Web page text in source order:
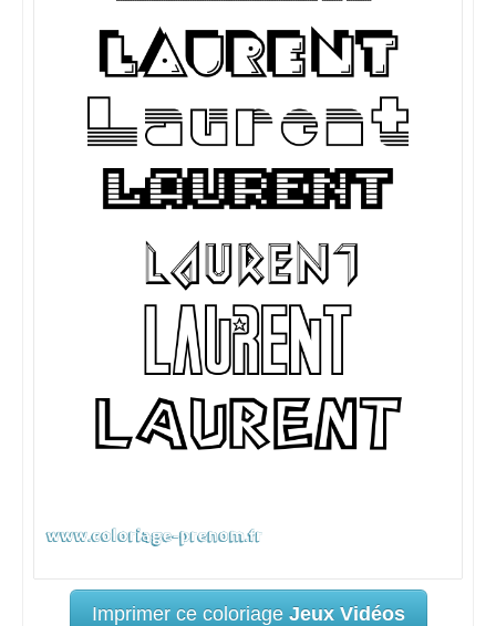
Imprimer ce coloriage Jeux Vidéos